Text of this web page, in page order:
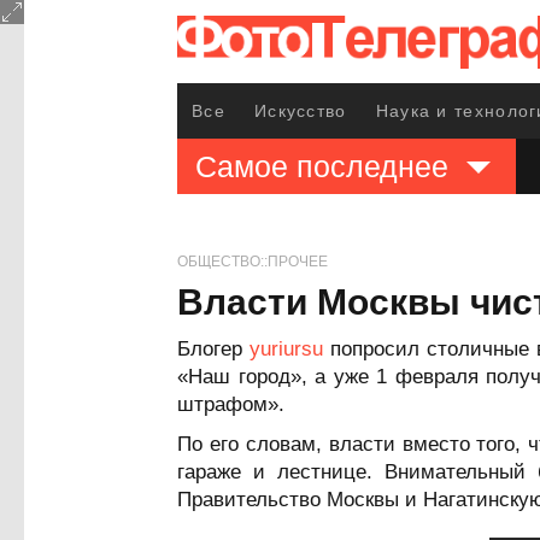
Все Искусство Наука и
Самое последнее
ОБЩЕСТВО::ПРОЧЕЕ
Власти Москвы
Блогер yuriursu попросил столичные
«Наш город», а уже 1 февраля
штрафом».
По его словам, власти вместо того,
гараже и лестнице.
Правительство Москвы и